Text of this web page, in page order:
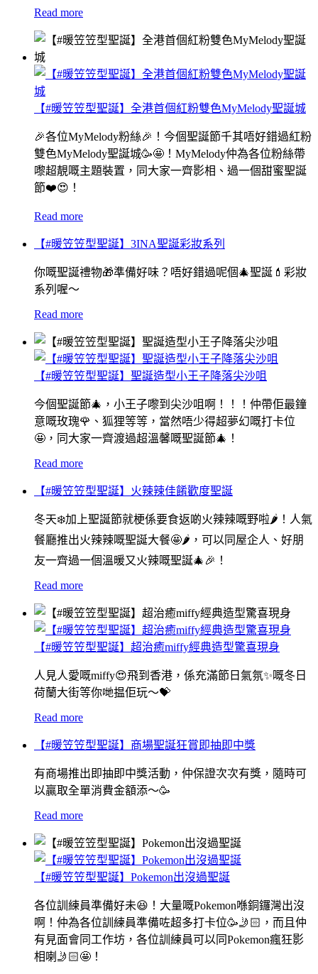
Read more
【#暖笠笠型聖誕】全港首個紅粉雙色MyMelody聖誕城
🎉各位MyMelody粉絲🎉！今個聖誕節千其唔好錯過紅粉
雙色MyMelody聖誕城🥳🤩！MyMelody仲為各位粉絲帶
嚟超靚嘅主題裝置，同大家一齊影相、過一個甜蜜聖誕
節❤️😍！
Read more
【#暖笠笠型聖誕】3INA聖誕彩妝系列
你嘅聖誕禮物🎁準備好味？唔好錯過呢個🎄聖誕💄彩妝
系列喔～
Read more
【#暖笠笠型聖誕】聖誕造型小王子降落尖沙咀
今個聖誕節🎄，小王子嚟到尖沙咀啊！！！仲帶佢最鐘
意嘅玫瑰🌹、狐狸等等，當然唔少得超夢幻嘅打卡位
🤩，同大家一齊渡過超溫馨嘅聖誕節🎄！
Read more
【#暖笠笠型聖誕】火辣辣佳餚歡度聖誕
冬天❄️加上聖誕節就梗係要食返啲火辣辣嘅野啦🌶！人氣
餐廳推出火辣辣嘅聖誕大餐🤩🌶，可以同屋企人、好朋
友一齊過一個溫暖又火辣嘅聖誕🎄🎉！
Read more
【#暖笠笠型聖誕】超治癒miffy經典造型驚喜現身
人見人愛嘅miffy😍飛到香港，係充滿節日氣氛✨嘅冬日
荷蘭大街等你哋揾佢玩〜💝
Read more
【#暖笠笠型聖誕】商場聖誕狂賞即抽即中獎
有商場推出即抽即中獎活動，仲保證次次有獎，隨時可
以贏取全單消費金額添～🥳
Read more
【#暖笠笠型聖誕】Pokemon出沒過聖誕
各位訓練員準備好未😆！大量嘅Pokemon喺銅鑼灣出沒
啊！仲為各位訓練員準備咗超多打卡位🥳🤳🏻，而且仲
有見面會同工作坊，各位訓練員可以同Pokemon瘋狂影
相喇🤳🏻🤩！